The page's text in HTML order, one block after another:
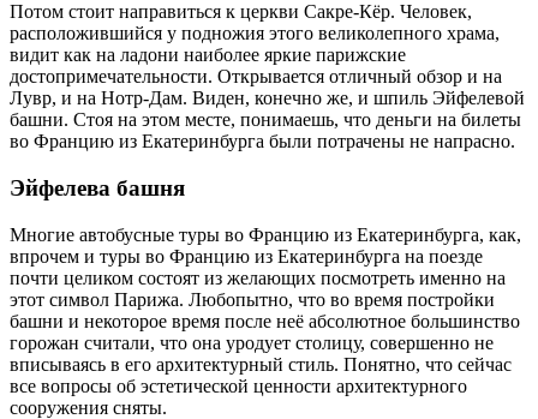
Потом стоит направиться к церкви Сакре-Кёр. Человек,
расположившийся у подножия этого великолепного храма,
видит как на ладони наиболее яркие парижские
достопримечательности. Открывается отличный обзор и на
Лувр, и на Нотр-Дам. Виден, конечно же, и шпиль Эйфелевой
башни. Стоя на этом месте, понимаешь, что деньги на билеты
во Францию из Екатеринбурга были потрачены не напрасно.
Эйфелева башня
Многие автобусные туры во Францию из Екатеринбурга, как,
впрочем и туры во Францию из Екатеринбурга на поезде
почти целиком состоят из желающих посмотреть именно на
этот символ Парижа. Любопытно, что во время постройки
башни и некоторое время после неё абсолютное большинство
горожан считали, что она уродует столицу, совершенно не
вписываясь в его архитектурный стиль. Понятно, что сейчас
все вопросы об эстетической ценности архитектурного
сооружения сняты.